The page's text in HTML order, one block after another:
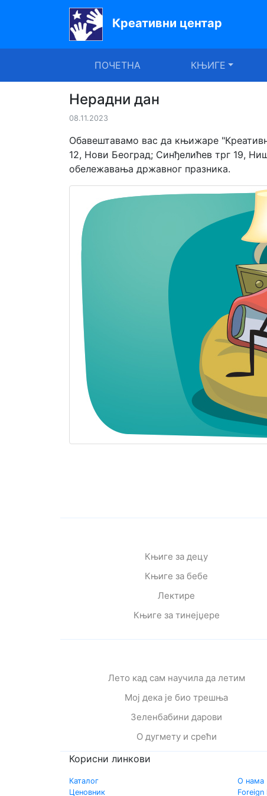
Креативни центар
ПОЧЕТНА КЊИГЕ
Почетна
УџбенициНерадни дан
08.11.2023
Обавештавамо вас да књижаре
12, Нови Београд; Синђелићев трг 19,
обележавања државног празника.
Књиге за децу
Књиге за бебе
Лектире
Књиге за тинејџере
Лето кад сам научила да летим
Мој дека је био трешња
Зеленбабини дарови
О дугмету и срећи
Корисни линкови
Каталог
Ценовник
О нама
Foreign